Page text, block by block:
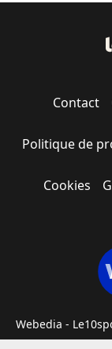
Contact
Politique de
Cookies
Webedia -